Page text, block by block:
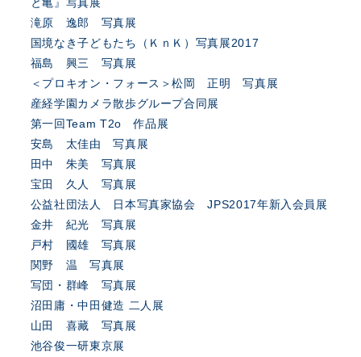
滝原 逸郎 写真展
国境なき子どもたち（ＫｎＫ）写真展2017
福島 興三 写真展
＜プロキオン・フォース＞松岡 正明 写真展
産経学園カメラ散歩グループ合同展
第一回Team T2o 作品展
安島 太佳由 写真展
田中 朱美 写真展
宝田 久人 写真展
公益社団法人 日本写真家協会 JPS2017年新入会員展
金井 紀光 写真展
戸村 國雄 写真展
関野 温 写真展
写団・群峰 写真展
沼田庸・中田健造 二人展
山田 喜藏 写真展
池谷俊一研東京展